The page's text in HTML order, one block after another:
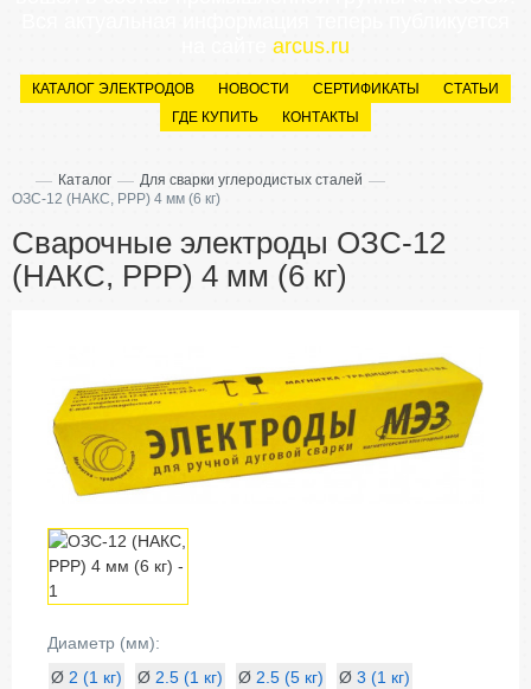
arcus.ru
КАТАЛОГ ЭЛЕКТРОДОВ НОВОСТИ СЕРТИФИКАТЫ
СТАТЬИ
ГДЕ КУПИТЬ
КОНТАКТЫ
— Каталог — Для сварки углеродистых сталей —
ОЗС-12 (НАКС, РРР) 4 мм (6 кг)
Сварочные электроды ОЗС-12
(НАКС, РРР) 4 мм (6 кг)
Диаметр (мм):
Ø 2 (1 кг) Ø 2.5 (1 кг) Ø 2.5 (5 кг) Ø 3 (1 кг)